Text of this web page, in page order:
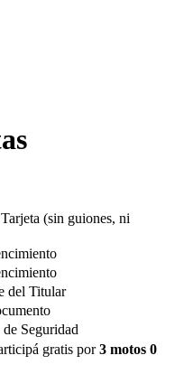
(sin guiones, ni
del Titular
Seguridad
gratis por3 motos 0